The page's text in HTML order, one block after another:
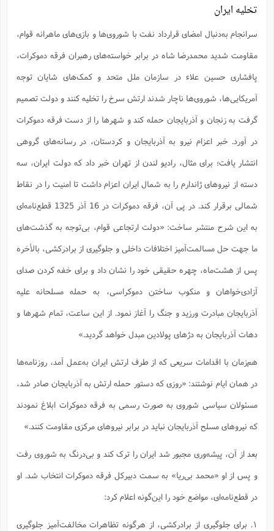
تخلیه ایران
سرانجام به‌دنبال امضای قرارداد نفت با شوروی‌ها و بازی‌های ماهرانه قوام،
مقاومت شدید محمدرضا شاه در برابر خواسته‌های رهبران فرقه‌ دموکرات،
پافشاری حسین علاء در سازمان ملل متحد و کمک‌های شایان توجه
آمریکایی‌ها، شوروی‌ها ناچار شدند ارتش سرخ را تخلیه کنند و دولت تصمیم
گرفت به زنجان و آذربایجان حمله کند و شهرها را از دست فرقه دموکرات
در آورد. خبر اعزام نیرو به آذربایجان و کردستان، در رسانه‌های گروهی
انتشار یافت؛ برای مثال، رادیو لندن از تهران خبر داد که دولت ایران، سه
دسته از نیروهای ژاندارم را به شمال ایران اعزام داشت تا امنیت را در نقاط
شمالی برقرار کند. در ‌پی ‌آن، فرقه ‌دموکرات در 16 آذر 1325 قطع‌نامه‌ای
به این شرح منتشر ساخت: «دولت ارتجاعی قوام، بی‌توجه به گذشت‌های
ما جهت حل مسالمت‌آمیز اختلافات داخلی و جلوگیری از برادرکشی، بالأخره
پس از هشت‌ماه، چهره حقیقی خود را نشان داد و برای خفه کردن صدای
آزادی‌خواهان و منکوب ساختن دموکراسی، به حمله مسلحانه علیه
آذربایجان مبادرت ورزید و جنگ را آغاز نمود. از این ساعت، تمام شهرها و
دهات آذربایجان به دژهای پولادین مبدل خواهد گردید.»
هم‌زمان با اقدامات سریعی که از طرف ارتش ایران به‌عمل آمد، روزنامه‌ها
در همان ایام نوشتند: «روزی که دستور حمله ارتش به آذربایجان صادر شد،
مسئولان سیاسی شوروی به صورت رسمی به فرقه دموکرات ابلاغ نمودند
که نیروهای مسلح آذربایجان نباید در برابر نیروهای مرکزی مقاومت کنند.»
بعد از آن، پیشه‌وری مجبور شد ایران را ترک کند و بی‌درنگ به شوروی رفت
و پس از او «محمد بی‌ریا» به سمت دبیر‌کل فرقه ‌دموکرات انتخاب شد. او
در قطع‌نامه‌ای، مواضع خود را این‌گونه اعلام کرد:
۱. برای جلوگیری از برادرکشی، از هر‌گونه تظاهرات مخالفت‌آمیز جلوگیری